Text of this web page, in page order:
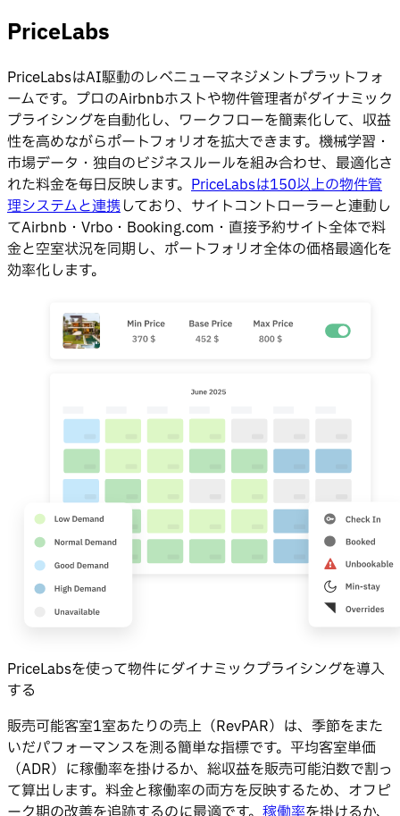
PriceLabs
PriceLabsはAI駆動のレベニューマネジメントプラットフォ
ームです。プロのAirbnbホストや物件管理者がダイナミック
プライシングを自動化し、ワークフローを簡素化して、収益
性を高めながらポートフォリオを拡大できます。機械学習・
市場データ・独自のビジネスルールを組み合わせ、最適化さ
れた料金を毎日反映します。 PriceLabsは150以上の物件管
理システムと連携しており、サイトコントローラーと連動し
てAirbnb・Vrbo・Booking.com・直接予約サイト全体で料
金と空室状況を同期し、ポートフォリオ全体の価格最適化を
効率化します。
PriceLabsを使って物件にダイナミックプライシングを導入
する
販売可能客室1室あたりの売上（RevPAR）は、季節をまた
いだパフォーマンスを測る簡単な指標です。平均客室単価
（ADR）に稼働率を掛けるか、総収益を販売可能泊数で割っ
て算出します。料金と稼働率の両方を反映するため、オフピ